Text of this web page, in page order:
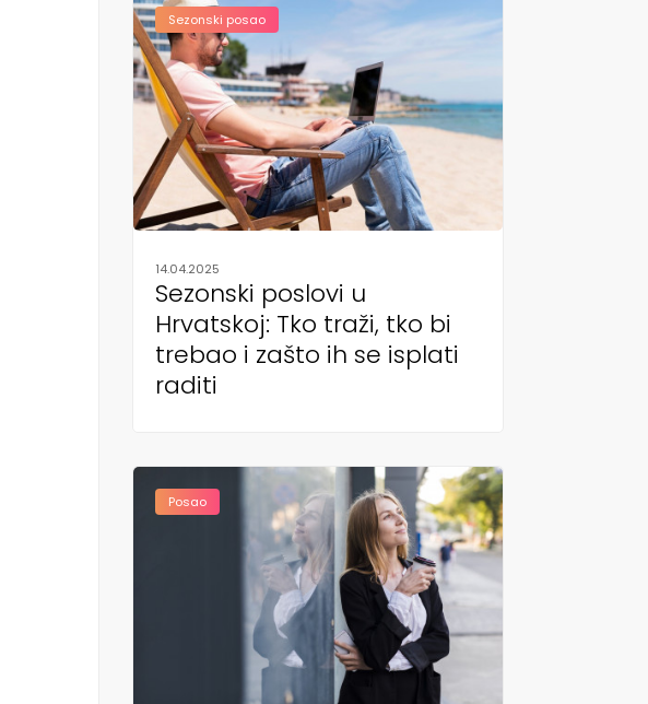
Sezonski posao
14.04.2025
Sezonski poslovi u
Hrvatskoj: Tko traži, tko bi
trebao i zašto ih se isplati
raditi
Posao